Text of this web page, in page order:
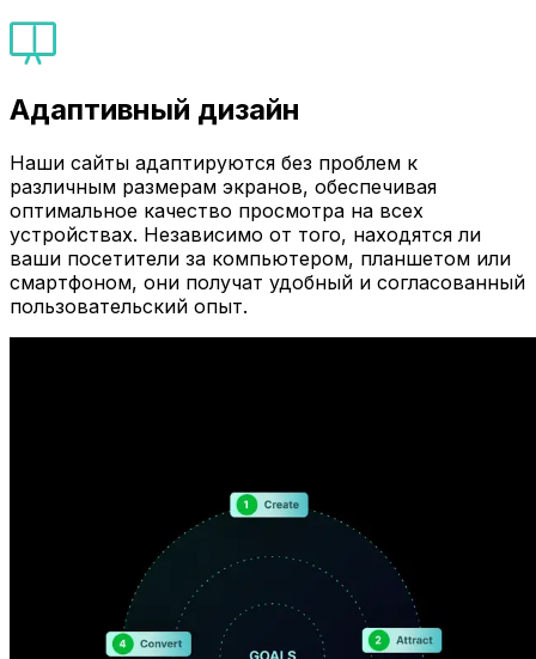
Адаптивный дизайн
Наши сайты адаптируются без проблем к
различным размерам экранов, обеспечивая
оптимальное качество просмотра на всех
устройствах. Независимо от того, находятся ли
ваши посетители за компьютером, планшетом или
смартфоном, они получат удобный и согласованный
пользовательский опыт.